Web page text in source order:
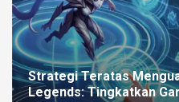
Strategi Teratas
Legends: Tingkatkan